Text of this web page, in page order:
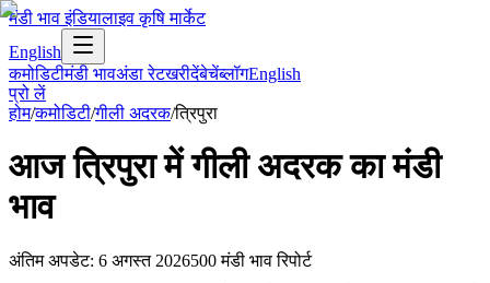
मंडी भाव इंडियालाइव कृषि मार्केट
English
कमोडिटीमंडी भावअंडा रेटखरीदेंबेचेंब्लॉगEnglish
प्रो लें
होम/कमोडिटी/गीली अदरक/त्रिपुरा
आजत्रिपुरामेंगीली अदरकका मंडी
भाव
अंतिम अपडेट: 6 अगस्त 2026500 मंडी भाव रिपोर्ट